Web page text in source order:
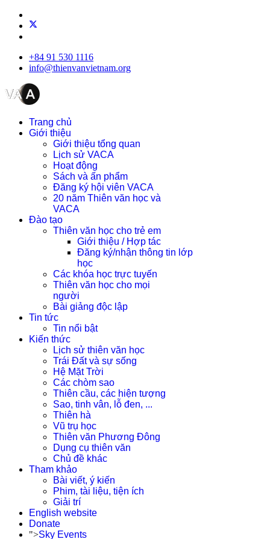
+84 91 530 1116
info@thienvanvietnam.org
Trang chủ
Giới thiệu
Giới thiệu tổng quan
Lịch sử VACA
Hoạt động
Sách và ấn phẩm
Đăng ký hội viên VACA
20 năm Thiên văn học và
VACA
Đào tạo
Thiên văn học cho trẻ em
Giới thiệu / Hợp tác
Đăng ký/nhận thông tin lớp
học
Các khóa học trực tuyến
Thiên văn học cho mọi
người
Bài giảng độc lập
Tin tức
Tin nổi bật
Kiến thức
Lịch sử thiên văn học
Trái Đất và sự sống
Hệ Mặt Trời
Các chòm sao
Thiên cầu, các hiện tượng
Sao, tinh vân, lỗ đen, ...
Thiên hà
Vũ trụ học
Thiên văn Phương Đông
Dụng cụ thiên văn
Chủ đề khác
Tham khảo
Bài viết, ý kiến
Phim, tài liệu, tiện ích
Giải trí
English website
Donate
">Sky Events